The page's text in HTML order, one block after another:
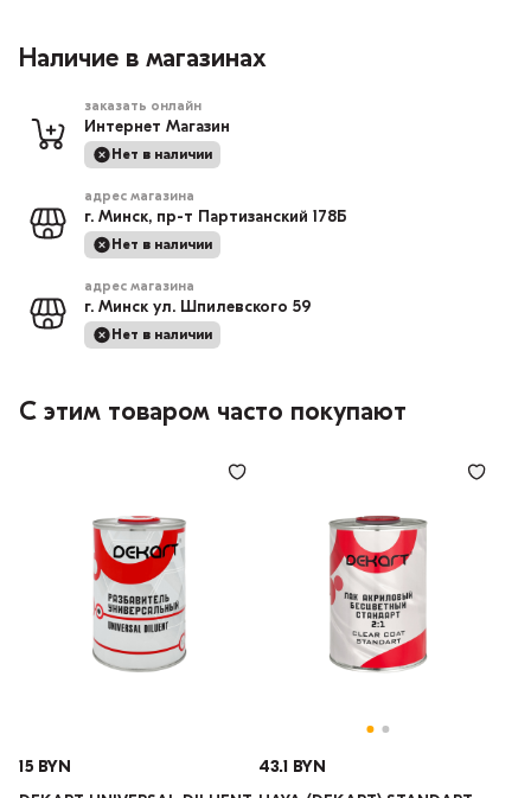
Наличие в магазинах
заказать онлайн
Интернет Магазин
Нет в наличии
адрес магазина
г. Минск, пр-т Партизанский 178Б
Нет в наличии
адрес магазина
г. Минск ул. Шпилевского 59
Нет в наличии
С этим товаром часто покупают
15 BYN
43.1 BYN